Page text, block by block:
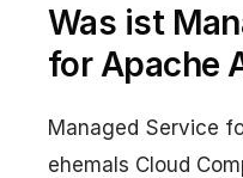
Was ist
for Apache
Managed Service
ehemals Cloud